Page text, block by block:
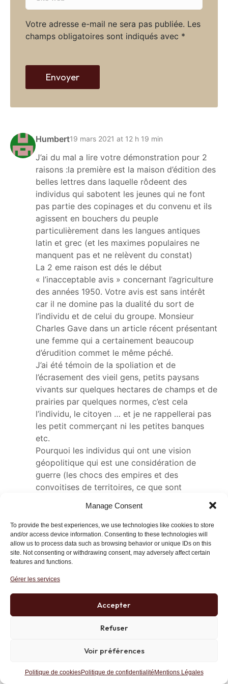
Manage Consent
To provide the best experiences, we use technologies like cookies to store
and/or access device information. Consenting to these technologies will
allow us to process data such as browsing behavior or unique IDs on this
site. Not consenting or withdrawing consent, may adversely affect certain
features and functions.
Gérer les services
Accepter
Refuser
Voir préférences
Politique de cookiesPolitique de confidentialité Mentions Légales
Humbert19 mars 2021 at 12 h 19 min
J’ai du mal a lire votre démonstration pour 2
raisons :la première est la maison d’édition des
belles lettres dans laquelle rôdeent des
individus qui sabotent les jeunes qui ne font
pas partie des copinages et du convenu et ils
agissent en bouchers du peuple
particulièrement dans les langues antiques
latin et grec (et les maximes populaires ne
manquent pas et ne relèvent du constat)
La 2 eme raison est dés le début
« l’inacceptable avis » concernant l’agriculture
des années 1950. Votre avis est sans intérêt
car il ne domine pas la dualité du sort de
l’individu et de celui du groupe. Monsieur
Charles Gave dans un article récent présentant
une femme qui a certainement beaucoup
d’érudition commet le même péché.
J’ai été témoin de la spoliation et de
l’écrasement des vieil gens, petits paysans
vivants sur quelques hectares de champs et de
prairies par quelques normes, c’est cela
l’individu, le citoyen … et je ne rappellerai pas
les petit commerçant ni les petites banques
etc.
Pourquoi les individus qui ont une vision
géopolitique qui est une considération de
guerre (les chocs des empires et des
convoitises de territoires, ce que sont
internationales…) ,
pourquoi ne conçoivent t il pas un plan qui
permettent à l’individu, le malheureux citoyen
dans la conquête à la technologie (par
exemple) en l’aidant à se se former,
environnement de « village, bassin d’emploi
etc » dans lequel chaque instituteur sortant de
l’école normale sup (et non l’école normale
année 1950 et par les suppôts démocrates us
Comme l’écrit Charles Gave Le Général
manquait d’étoffe et de coffre pour aller au
Votre adresse e-mail ne sera pas publiée. Les
champs obligatoires sont indiqués avec *
l
*
e
w
b
Envoyer